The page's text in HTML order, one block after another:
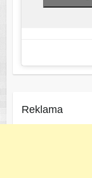
Reklama